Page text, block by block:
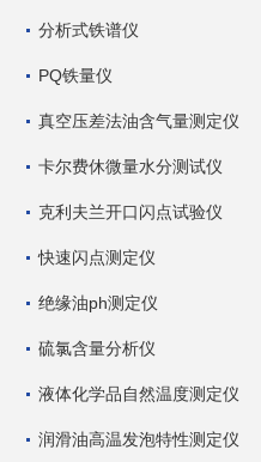
分析式铁谱仪
PQ铁量仪
真空压差法油含气量测定仪
卡尔费休微量水分测试仪
克利夫兰开口闪点试验仪
快速闪点测定仪
绝缘油ph测定仪
硫氯含量分析仪
液体化学品自然温度测定仪
润滑油高温发泡特性测定仪